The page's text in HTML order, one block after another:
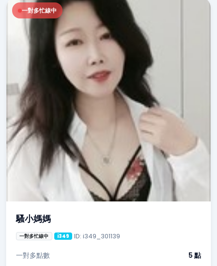
一對多忙線中
騷小媽媽
一對多忙線中 i349 ID: i349_301139
一對多點數 5 點